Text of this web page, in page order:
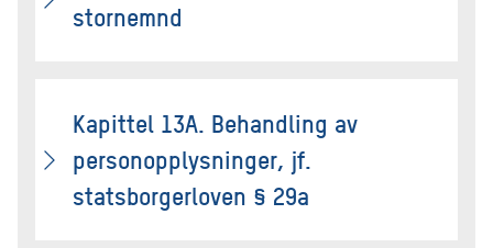
stornemnd
Kapittel 13A. Behandling av
personopplysninger, jf.
statsborgerloven § 29a